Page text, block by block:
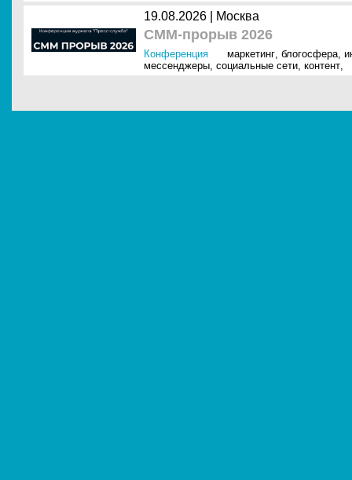
19.08.2026 | Москва
СММ-прорыв 2026
Конференция маркетинг, блогосфера,
мессенджеры, социальные сети, контент,